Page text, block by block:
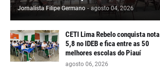
Jornalista Filipe Germano - agosto 04, 2026
CETI Lima Rebelo conquista nota
5,8 no IDEB e fica entre as 50
melhores escolas do Piauí
agosto 06, 2026